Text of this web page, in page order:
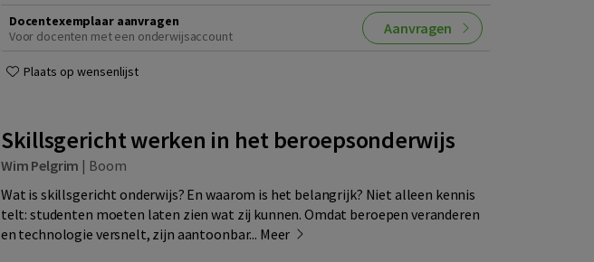
Docentexemplaar aanvragen
Voor docenten met een onderwijsaccount
Aanvragen
Plaats op wensenlijst
Skillsgericht werken in het beroepsonderwijs
Wim Pelgrim | Boom
Wat is skillsgericht onderwijs? En waarom is het belangrijk? Niet alleen kennis
telt: studenten moeten laten zien wat zij kunnen. Omdat beroepen veranderen
en technologie versnelt, zijn aantoonbar... Meer